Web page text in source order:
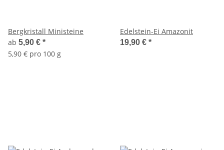
Bergkristall Ministeine
ab 5,90 € *
5,90 € pro 100 g
Edelstein-Ei Amazonit
19,90 € *